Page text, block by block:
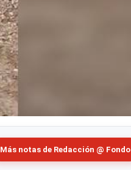
Más notas de Redacción @ Fondo